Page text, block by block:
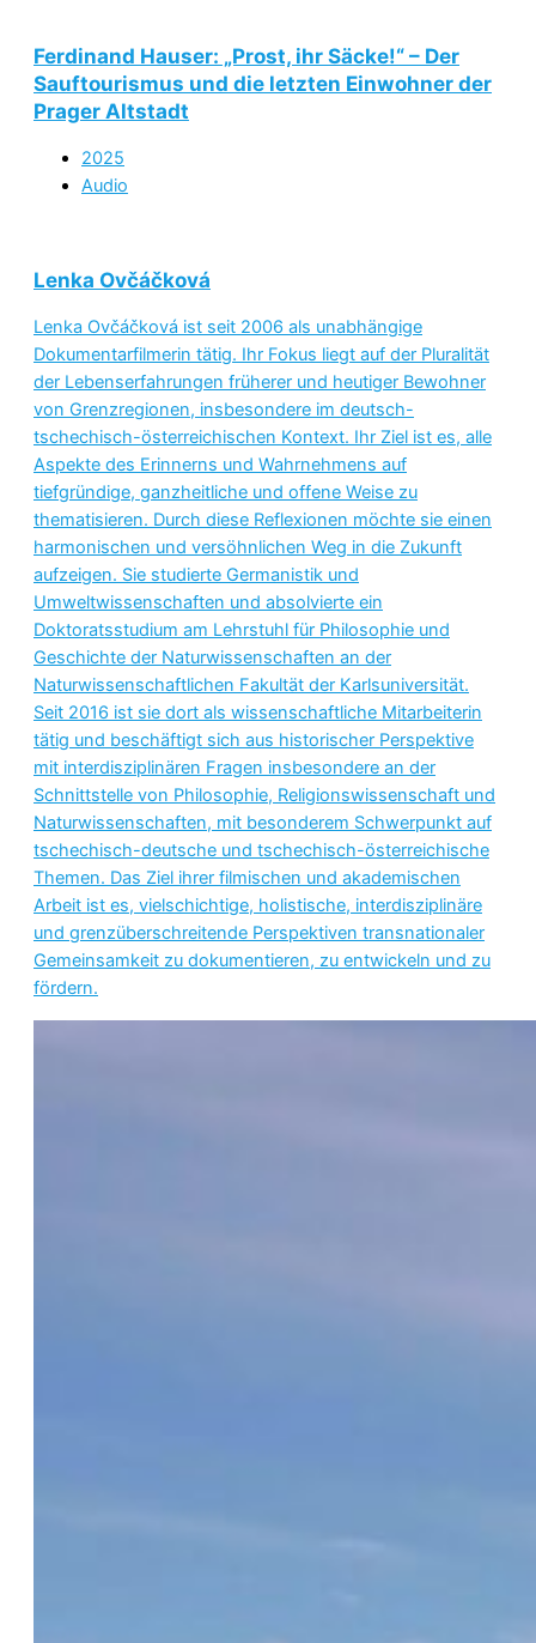
Ferdinand Hauser: „Prost, ihr Säcke!“ – Der
Sauftourismus und die letzten Einwohner der
Prager Altstadt
2025
Audio
Lenka Ovčáčková
Lenka Ovčáčková ist seit 2006 als unabhängige
Dokumentarfilmerin tätig. Ihr Fokus liegt auf der Pluralität
der Lebenserfahrungen früherer und heutiger Bewohner
von Grenzregionen, insbesondere im deutsch-
tschechisch-österreichischen Kontext. Ihr Ziel ist es, alle
Aspekte des Erinnerns und Wahrnehmens auf
tiefgründige, ganzheitliche und offene Weise zu
thematisieren. Durch diese Reflexionen möchte sie einen
harmonischen und versöhnlichen Weg in die Zukunft
aufzeigen. Sie studierte Germanistik und
Umweltwissenschaften und absolvierte ein
Doktoratsstudium am Lehrstuhl für Philosophie und
Geschichte der Naturwissenschaften an der
Naturwissenschaftlichen Fakultät der Karlsuniversität.
Seit 2016 ist sie dort als wissenschaftliche Mitarbeiterin
tätig und beschäftigt sich aus historischer Perspektive
mit interdisziplinären Fragen insbesondere an der
Schnittstelle von Philosophie, Religionswissenschaft und
Naturwissenschaften, mit besonderem Schwerpunkt auf
tschechisch-deutsche und tschechisch-österreichische
Themen. Das Ziel ihrer filmischen und akademischen
Arbeit ist es, vielschichtige, holistische, interdisziplinäre
und grenzüberschreitende Perspektiven transnationaler
Gemeinsamkeit zu dokumentieren, zu entwickeln und zu
fördern.